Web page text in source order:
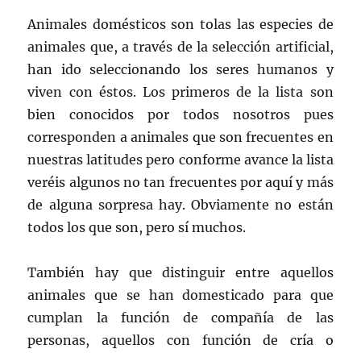
Animales domésticos son tolas las especies de
animales que, a través de la selección artificial,
han ido seleccionando los seres humanos y
viven con éstos. Los primeros de la lista son
bien conocidos por todos nosotros pues
corresponden a animales que son frecuentes en
nuestras latitudes pero conforme avance la lista
veréis algunos no tan frecuentes por aquí y más
de alguna sorpresa hay. Obviamente no están
todos los que son, pero sí muchos.
También hay que distinguir entre aquellos
animales que se han domesticado para que
cumplan la función de compañía de las
personas, aquellos con función de cría o